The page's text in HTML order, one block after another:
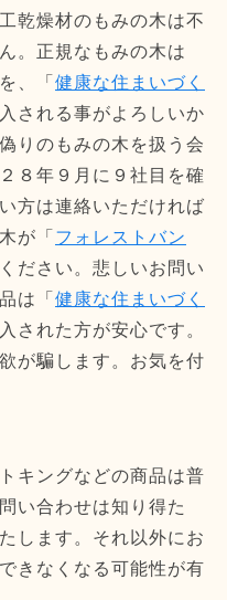
乾燥材のもみの木は不
。正規なもみの木は
、「 健康な住まいづく
される事がよろしいか
りのもみの木を扱う会
８年９月に９社目を確
方は連絡いただければ
が「 フォレストバン
ださい。悲しいお問い
は「 健康な住まいづく
された方が安心です。
が騙します。お気を付
キングなどの商品は普
い合わせは知り得た
します。それ以外にお
きなくなる可能性が有